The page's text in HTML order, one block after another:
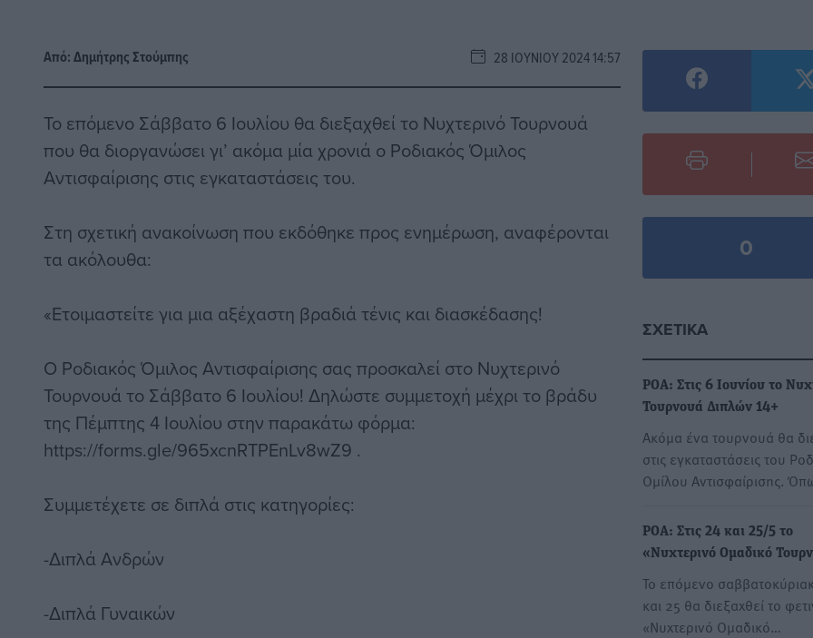
Από:Δημήτρης Στούμπης 28 ΙΟΥΝΊΟΥ 2024 14:57
Το επόμενο Σάββατο 6 Ιουλίου θα διεξαχθεί το Νυχτερινό Τουρνουά
που θα διοργανώσει γι’ ακόμα μία χρονιά ο Ροδιακός Όμιλος
Αντισφαίρισης στις εγκαταστάσεις του.
Στη σχετική ανακοίνωση που εκδόθηκε προς ενημέρωση, αναφέρονται
τα ακόλουθα:
«Ετοιμαστείτε για μια αξέχαστη βραδιά τένις και διασκέδασης!
Ο Ροδιακός Όμιλος Αντισφαίρισης σας προσκαλεί στο Νυχτερινό
Τουρνουά το Σάββατο 6 Ιουλίου! Δηλώστε συμμετοχή μέχρι το βράδυ
της Πέμπτης 4 Ιουλίου στην παρακάτω φόρμα:
https://forms.gle/965xcnRTPEnLv8wZ9 .
Συμμετέχετε σε διπλά στις κατηγορίες:
-Διπλά Ανδρών
-Διπλά Γυναικών
0
ΣΧΕΤΙΚΆ
ΡΟΑ: Στις 6 Ιουνίου το
Τουρνουά Διπλών 14+
Ακόμα ένα τουρνουά θα
στις εγκαταστάσεις του
Ομίλου Αντισφαίρισης.
ΡΟΑ: Στις 24 και 25/5 το
«Νυχτερινό Ομαδικό
Το επόμενο
και 25 θα διεξαχθεί το
«Νυχτερινό Ομαδικό…